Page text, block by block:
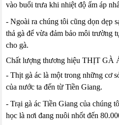
vào buổi trưa khi nhiệt độ ấm áp
- Ngoài ra chúng tôi cũng dọn dẹp
thả gà để vừa đảm bảo môi trường
cho gà.
Chất lượng thương hiệu THỊT GÀ
- Thịt gà ác là một trong những cơ
của nước ta đến từ Tiền Giang.
- Trại gà ác Tiền Giang của chúng
học là nơi đang nuôi nhốt đến